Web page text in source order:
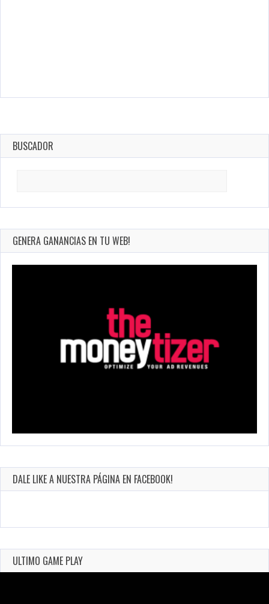
BUSCADOR
GENERA GANANCIAS EN TU WEB!
DALE LIKE A NUESTRA PÁGINA EN FACEBOOK!
ULTIMO GAME PLAY